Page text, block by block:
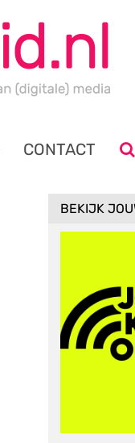
CONTACT
BEKIJK